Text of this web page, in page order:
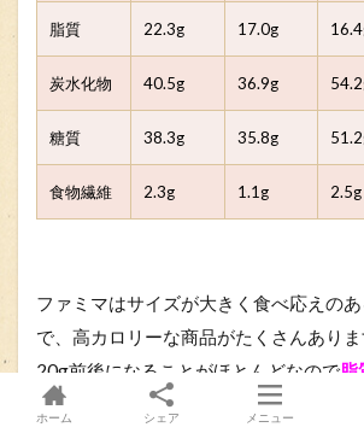
脂質 22.3g 17.0g
炭水化物 40.5g 36.9g
糖質 38.3g 35.8g
食物繊維 2.3g 1.1g 2.5g
ファミマはサイズが大きく食べ応えの
で、高カロリーな商品がたくさんあり
20g前後になることがほとんどなので脂
ないように気を付けて選びましょう
ホーム シェア メニュー